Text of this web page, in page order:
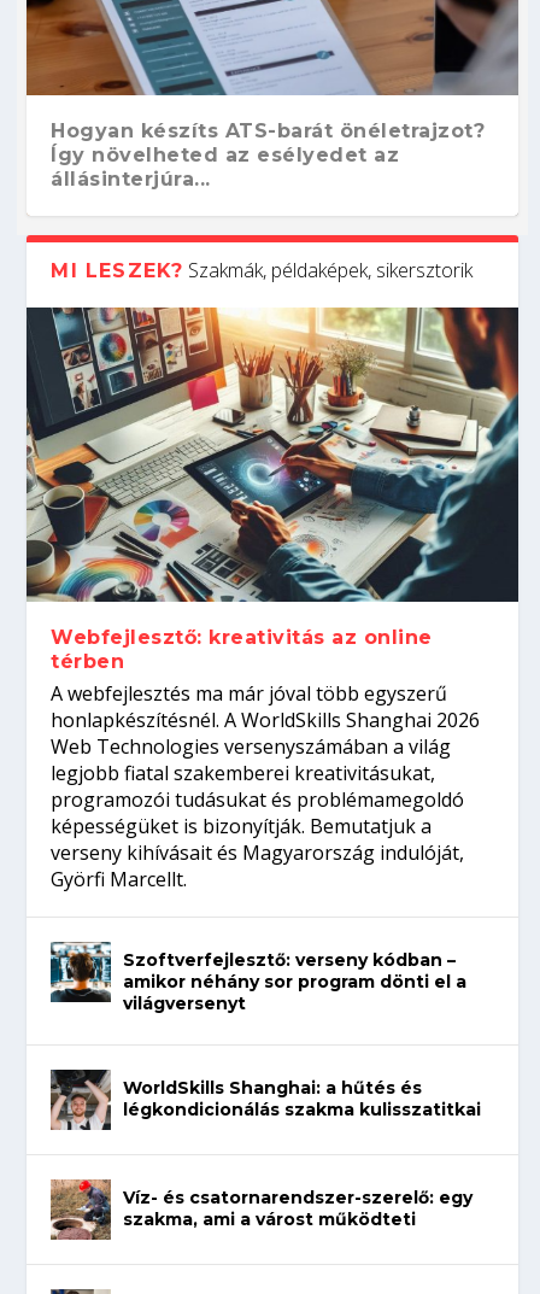
Hogyan készíts ATS-barát önéletrajzot?
Így növelheted az esélyedet az
állásinterjúra...
Kitalálod, mire használják ezeket a
gépeket?
Nem sikerült az egyetemi felvételi?
Tanulj szakmát!
Szoftverfejlesztő: verseny kódban –
amikor néhány sor program dönti el a
világversenyt...
Digitális detox – hogyan kapcsolódj ki
telefon nélkül?
MI LESZEK? Szakmák, példaképek, sikersztorik
Webfejlesztő: kreativitás az online
térben
A webfejlesztés ma már jóval több egyszerű
honlapkészítésnél. A WorldSkills Shanghai 2026
Web Technologies versenyszámában a világ
legjobb fiatal szakemberei kreativitásukat,
programozói tudásukat és problémamegoldó
képességüket is bizonyítják. Bemutatjuk a
verseny kihívásait és Magyarország indulóját,
Györfi Marcellt.
Szoftverfejlesztő: verseny kódban –
amikor néhány sor program dönti el a
világversenyt
WorldSkills Shanghai: a hűtés és
légkondicionálás szakma kulisszatitkai
Víz- és csatornarendszer-szerelő: egy
szakma, ami a várost működteti